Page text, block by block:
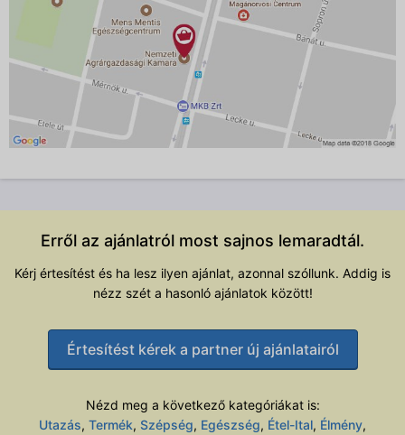
Erről az ajánlatról most sajnos lemaradtál.
Kérj értesítést és ha lesz ilyen ajánlat, azonnal szóllunk. Addig is
nézz szét a hasonló ajánlatok között!
Értesítést kérek a partner új ajánlatairól
Nézd meg a következő kategóriákat is:
Utazás, Termék, Szépség, Egészség, Étel-Ital, Élmény,